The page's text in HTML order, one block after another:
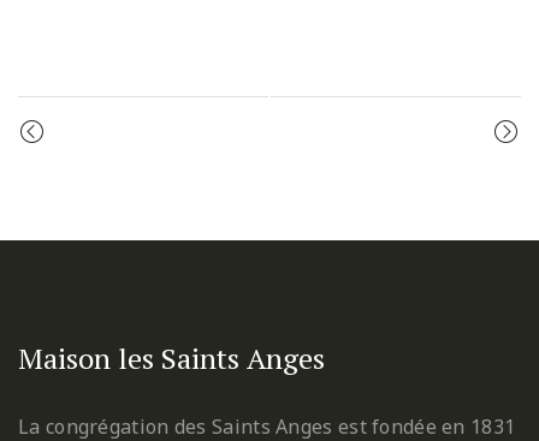
Event
Maison les Saints Anges
La congrégation des Saints Anges est fondée en 1831